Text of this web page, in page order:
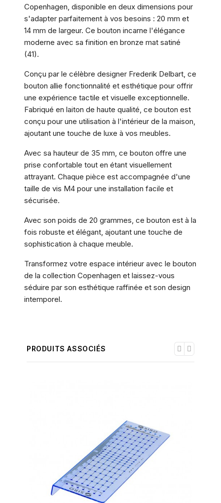
Copenhagen, disponible en deux dimensions pour
s'adapter parfaitement à vos besoins : 20 mm et
14 mm de largeur. Ce bouton incarne l'élégance
moderne avec sa finition en bronze mat satiné
(41).
Conçu par le célèbre designer Frederik Delbart, ce
bouton allie fonctionnalité et esthétique pour offrir
une expérience tactile et visuelle exceptionnelle.
Fabriqué en laiton de haute qualité, ce bouton est
conçu pour une utilisation à l'intérieur de la maison,
ajoutant une touche de luxe à vos meubles.
Avec sa hauteur de 35 mm, ce bouton offre une
prise confortable tout en étant visuellement
attrayant. Chaque pièce est accompagnée d'une
taille de vis M4 pour une installation facile et
sécurisée.
Avec son poids de 20 grammes, ce bouton est à la
fois robuste et élégant, ajoutant une touche de
sophistication à chaque meuble.
Transformez votre espace intérieur avec le bouton
de la collection Copenhagen et laissez-vous
séduire par son esthétique raffinée et son design
intemporel.
PRODUITS ASSOCIÉS